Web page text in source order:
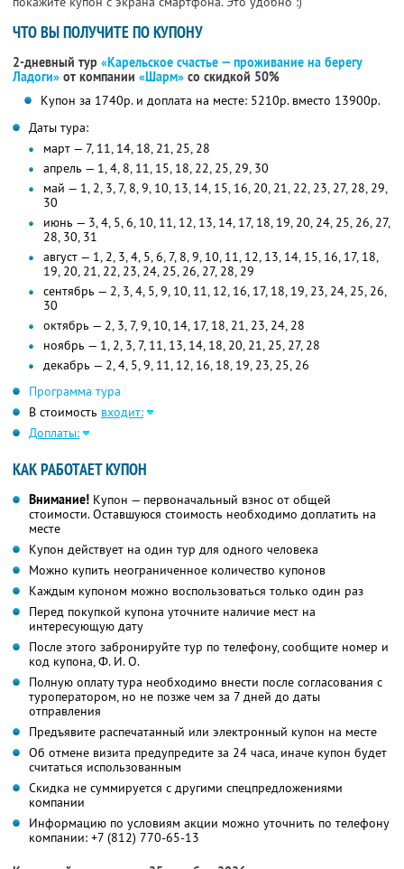
ЧТО ВЫ ПОЛУЧИТЕ ПО КУПОНУ
2-дневный тур «Карельское счастье — проживание на берегу
Ладоги» от компании «Шарм» со скидкой 50%
Купон за 1740р. и доплата на месте: 5210р. вместо 13900р.
Даты тура:
март — 7, 11, 14, 18, 21, 25, 28
апрель — 1, 4, 8, 11, 15, 18, 22, 25, 29, 30
май — 1, 2, 3, 7, 8, 9, 10, 13, 14, 15, 16, 20, 21, 22, 23, 27, 28, 29,
30
июнь — 3, 4, 5, 6, 10, 11, 12, 13, 14, 17, 18, 19, 20, 24, 25, 26, 27,
28, 30, 31
август — 1, 2, 3, 4, 5, 6, 7, 8, 9, 10, 11, 12, 13, 14, 15, 16, 17, 18,
19, 20, 21, 22, 23, 24, 25, 26, 27, 28, 29
сентябрь — 2, 3, 4, 5, 9, 10, 11, 12, 16, 17, 18, 19, 23, 24, 25, 26,
30
октябрь — 2, 3, 7, 9, 10, 14, 17, 18, 21, 23, 24, 28
ноябрь — 1, 2, 3, 7, 11, 13, 14, 18, 20, 21, 25, 27, 28
декабрь — 2, 4, 5, 9, 11, 12, 16, 18, 19, 23, 25, 26
Программа тура
В стоимость входит:
Доплаты:
КАК РАБОТАЕТ КУПОН
Внимание! Купон — первоначальный взнос от общей
стоимости. Оставшуюся стоимость необходимо доплатить на
месте
Купон действует на один тур для одного человека
Можно купить неограниченное количество купонов
Каждым купоном можно воспользоваться только один раз
Перед покупкой купона уточните наличие мест на
интересующую дату
После этого забронируйте тур по телефону, сообщите номер и
код купона,Ф. И. О.
Полную оплату тура необходимо внести после согласования с
туроператором, но не позже чем за 7 дней до даты
отправления
Предъявите распечатанный или электронный купон на месте
Об отмене визита предупредите за 24 часа, иначе купон будет
считаться использованным
Скидка не суммируется с другими спецпредложениями
компании
Информацию по условиям акции можно уточнить по телефону
компании: +7 (812) 770-65-13